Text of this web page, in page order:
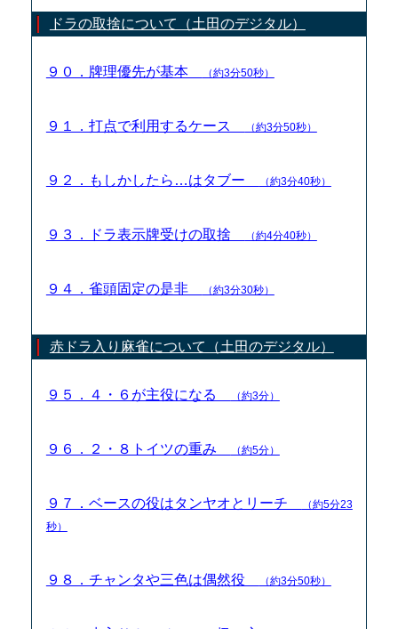
ドラの取捨について（土田のデジタル）
９０．牌理優先が基本 （約3分50秒）
９１．打点で利用するケース （約3分50秒）
９２．もしかしたら…はタブー （約3分40秒）
９３．ドラ表示牌受けの取捨 （約4分40秒）
９４．雀頭固定の是非 （約3分30秒）
赤ドラ入り麻雀について（土田のデジタル）
９５．４・６が主役になる （約3分）
９６．２・８トイツの重み （約5分）
９７．ベースの役はタンヤオとリーチ
（約5分23
秒）
９８．チャンタや三色は偶然役 （約3分50秒）